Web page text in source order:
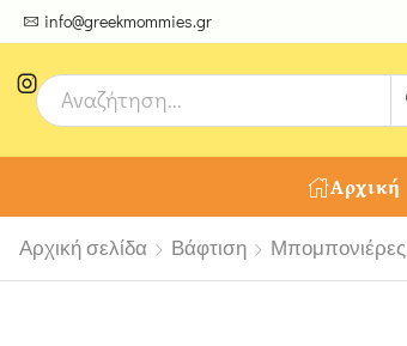
info@greekmommies.gr
μοναδικές δημιουργίες από τους Χειροτέχνες μας!
Αρχική
Αρχική σελίδα Βάφτιση Μπομπονιέρες